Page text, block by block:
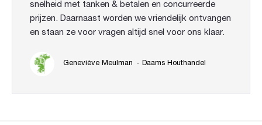
snelheid met tanken & betalen en concurreerde
prijzen. Daarnaast worden we vriendelijk ontvangen
en staan ze voor vragen altijd snel voor ons klaar.
Geneviève Meulman - Daams Houthandel